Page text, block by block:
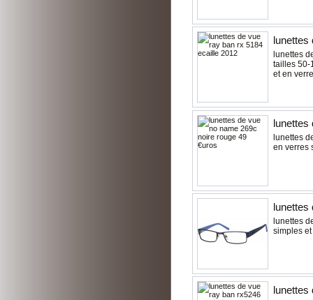
lunettes
tailles 50-
et en
lunettes
en verres
lunettes
simples